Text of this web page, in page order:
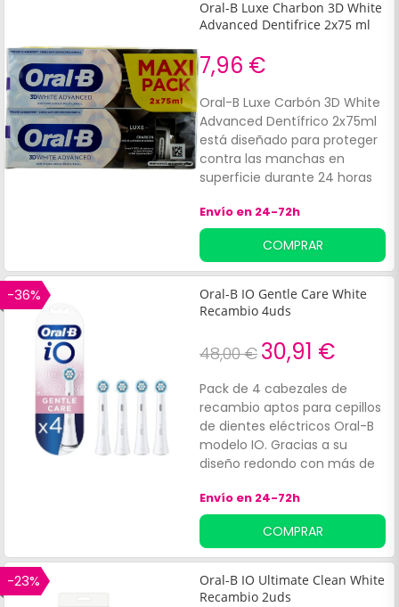
Oral-B Luxe Charbon 3D White
Advanced Dentifrice 2x75 ml
7,96 €
Oral-B Luxe Carbón 3D White
Advanced Dentífrico 2x75ml
está diseñado para proteger
contra las manchas en
superficie durante 24 horas
Este dentífrico elimina hasta
el 100 % de las manchas en
superficie para una sonrisa
visiblemente más brillante,
gracias a la acción
blanqueadora del polvo de
en profundidad para una
limpieza óptima, mientras
que el flúor enriquece y
refuerza el esmalte de los
dientes. Aroma a menta
fresca y picante.
Envío en 24-72h
COMPRAR
-36%
Oral-B IO Gentle Care White
Recambio 4uds
48,00 € 30,91 €
Pack de 4 cabezales de
recambio aptos para cepillos
de dientes eléctricos Oral-B
modelo IO. Gracias a su
diseño redondo con más de
disponen meticulosamente
para rodear mejor cada
diente y lograr la mejor
limpieza posible. Limpia los
dientes y encías con total
delicadeza.
Envío en 24-72h
COMPRAR
-23%
Oral-B IO Ultimate Clean White
Recambio 2uds